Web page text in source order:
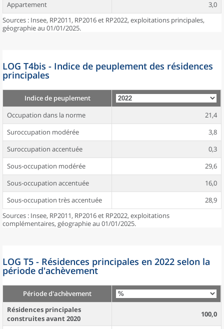
Appartement
3,0
Sources : Insee, RP2011, RP2016 et RP2022, exploitations principales,
géographie au 01/01/2025.
LOG T4bis - Indice de peuplement des résidences
principales
Indice de peuplement
Occupation dans la norme
21,4
Suroccupation modérée
3,8
Suroccupation accentuée
0,3
Sous-occupation modérée
29,6
Sous-occupation accentuée
16,0
Sous-occupation très accentuée
28,9
Sources : Insee, RP2011, RP2016 et RP2022, exploitations
complémentaires, géographie au 01/01/2025.
LOG T5 - Résidences principales en 2022 selon la
période d'achèvement
Période d'achèvement
Résidences principales
construites avant 2020
100,0